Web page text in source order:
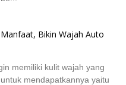
Bikin Wajah Auto
memiliki kulit wajah yang
mendapatkannya yaitu